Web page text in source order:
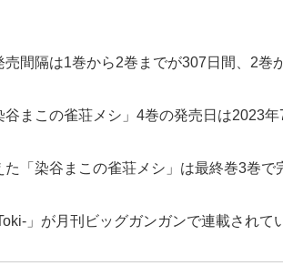
間隔は1巻から2巻までが307日間、2巻
まこの雀荘メシ」4巻の発売日は2023年
「染谷まこの雀荘メシ」は最終巻3巻
」が月刊ビッグガンガンで連載されて